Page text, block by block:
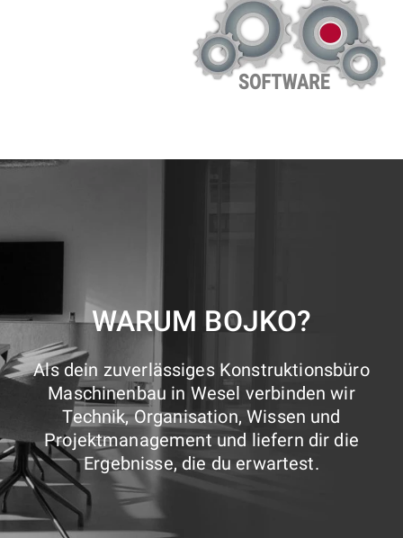
WARUM BOJKO?
Als dein zuverlässiges Konstruktionsbüro
Maschinenbau in Wesel verbinden wir
Technik, Organisation, Wissen und
Projektmanagement und liefern dir die
Ergebnisse, die du erwartest.